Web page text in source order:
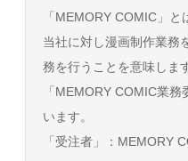
「MEMORY COMIC」
当社に対し漫画制作業務
務を行うことを意味しま
「MEMORY COMIC業
います。
「受注者」：MEMORY